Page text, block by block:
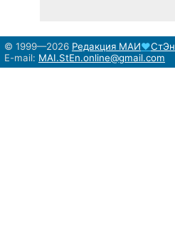
© 1999—2026 Редакция МАИ♥СтЭн
E-mail: MAI.StEn.online@gmail.com